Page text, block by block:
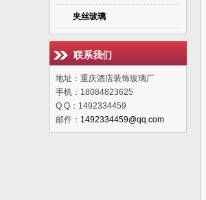
夹丝玻璃
联系我们
地址：重庆酒店装饰玻璃厂
手机：18084823625
Q Q：1492334459
邮件： 1492334459@qq.com